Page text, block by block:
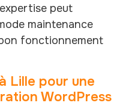
peut
maintenance
fonctionnement
Lille pour une
WordPress